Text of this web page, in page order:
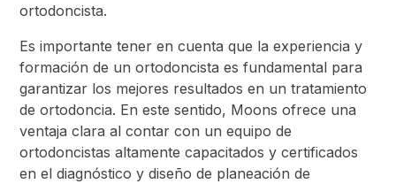
ortodoncista.
Es importante tener en cuenta que la experiencia y
formación de un ortodoncista es fundamental para
garantizar los mejores resultados en un tratamiento
de ortodoncia. En este sentido, Moons ofrece una
ventaja clara al contar con un equipo de
ortodoncistas altamente capacitados y certificados
en el diagnóstico y diseño de planeación de